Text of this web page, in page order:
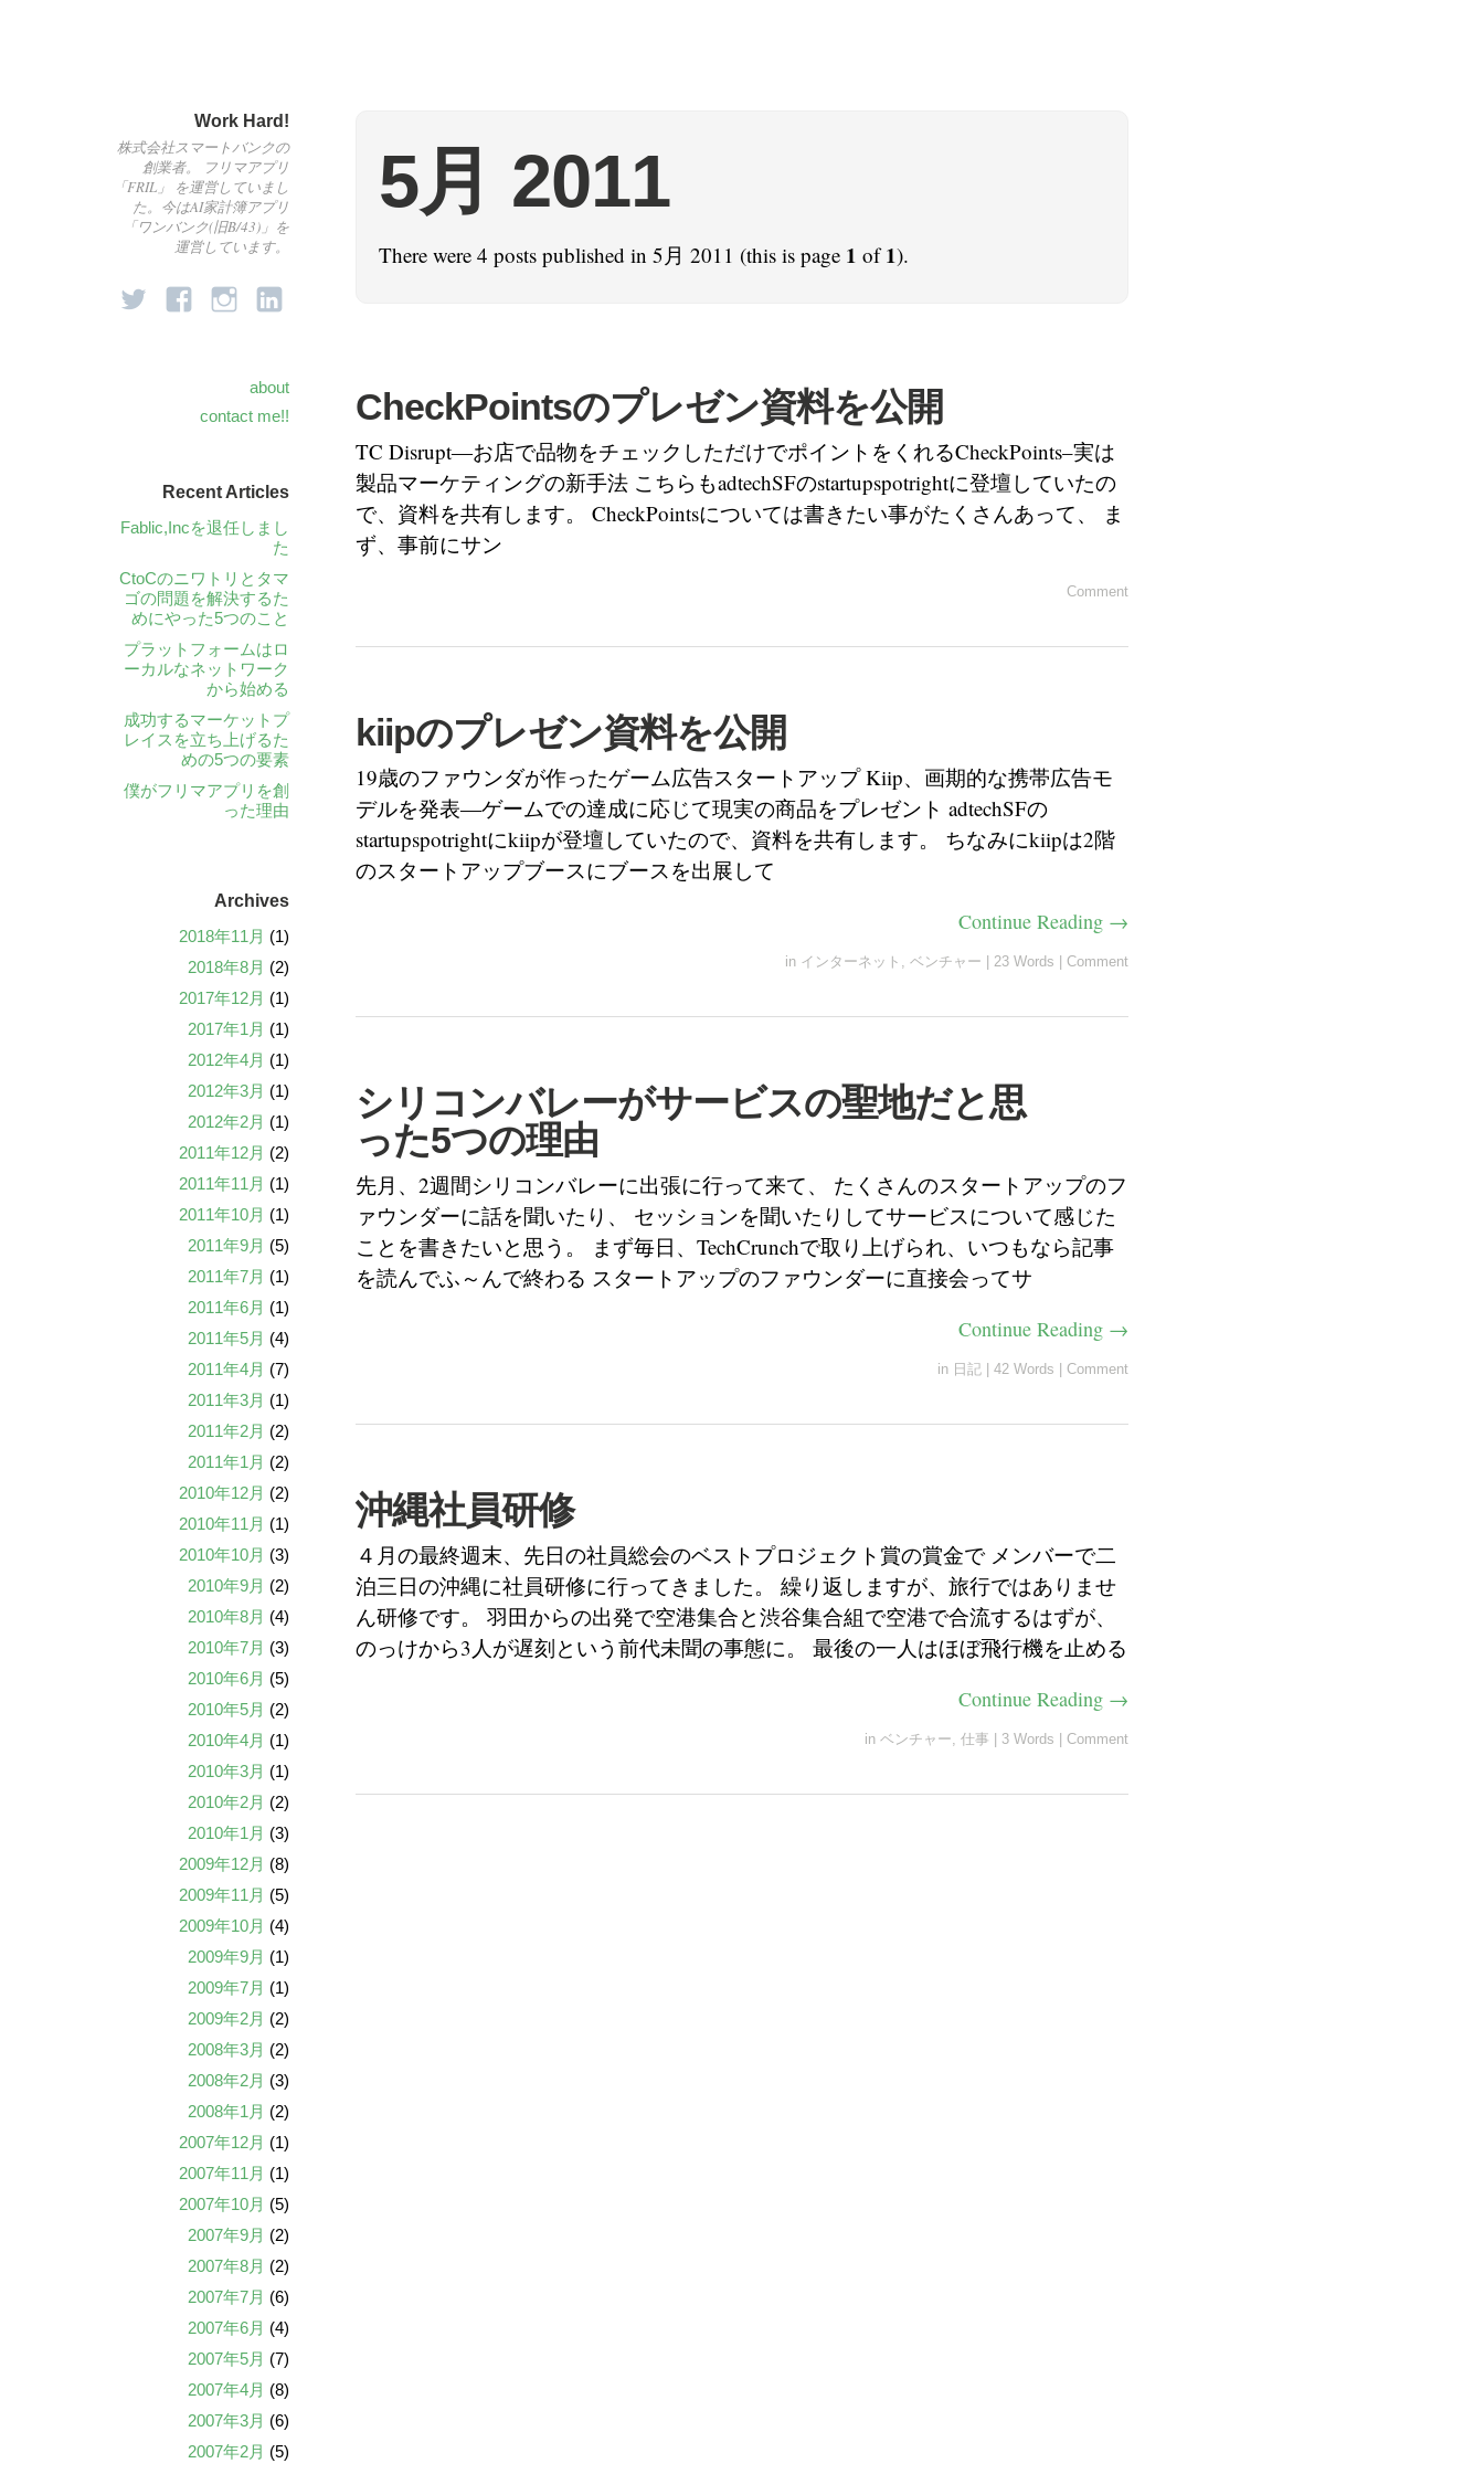
Work Hard!
株式会社スマートバンクの
創業者。 フリマアプリ
「FRIL」 を運営していまし
た。今はAI家計簿アプリ
「ワンバンク(旧B/43)」を
運営しています。
about
contact me!!
5月 2011
There were 4 posts published in 5月 2011 (this is page 1 of1).
CheckPointsのプレゼン資料を公開
TC Disrupt―お店で品物をチェックしただけでポイントをくれるCheckPoints–実は
製品マーケティングの新手法 こちらもadtechSFのstartupspotrightに登壇していたの
で、資料を共有します。 CheckPointsについては書きたい事がたくさんあって、 ま
ず、事前にサン
Comment
kiipのプレゼン資料を公開
19歳のファウンダが作ったゲーム広告スタートアップ Kiip、画期的な携帯広告モ
デルを発表―ゲームでの達成に応じて現実の商品をプレゼント adtechSFの
startupspotrightにkiipが登壇していたので、資料を共有します。 ちなみにkiipは2階
のスタートアップブースにブースを出展して
Continue Reading →
in インターネット , ベンチャー 23 Words Comment
シリコンバレーがサービスの聖地だと思
った5つの理由
先月、2週間シリコンバレーに出張に行って来て、 たくさんのスタートアップのフ
ァウンダーに話を聞いたり、 セッションを聞いたりしてサービスについて感じた
ことを書きたいと思う。 まず毎日、TechCrunchで取り上げられ、いつもなら記事
を読んでふ～んで終わる スタートアップのファウンダーに直接会ってサ
Continue Reading →
in 日記 42 Words Comment
沖縄社員研修
４月の最終週末、先日の社員総会のベストプロジェクト賞の賞金で メンバーで二
泊三日の沖縄に社員研修に行ってきました。 繰り返しますが、旅行ではありませ
ん研修です。 羽田からの出発で空港集合と渋谷集合組で空港で合流するはずが、
のっけから3人が遅刻という前代未聞の事態に。 最後の一人はほぼ飛行機を止める
Continue Reading →
in ベンチャー, 仕事 3 Words Comment
Recent Articles
Fablic,Incを退任しまし
た
CtoCのニワトリとタマ
ゴの問題を解決するた
めにやった5つのこと
プラットフォームはロ
ーカルなネットワーク
から始める
成功するマーケットプ
レイスを立ち上げるた
めの5つの要素
僕がフリマアプリを創
った理由
Archives
2018年11月 (1)
2018年8月 (2)
2017年12月 (1)
2017年1月 (1)
2012年4月 (1)
2012年3月 (1)
2012年2月 (1)
2011年12月 (2)
2011年11月 (1)
2011年10月 (1)
2011年9月 (5)
2011年7月 (1)
2011年6月 (1)
2011年5月 (4)
2011年4月 (7)
2011年3月 (1)
2011年2月 (2)
2011年1月 (2)
2010年12月 (2)
2010年11月 (1)
2010年10月 (3)
2010年9月 (2)
2010年8月 (4)
2010年7月 (3)
2010年6月 (5)
2010年5月 (2)
2010年4月 (1)
2010年3月 (1)
2010年2月 (2)
2010年1月 (3)
2009年12月 (8)
2009年11月 (5)
2009年10月 (4)
2009年9月 (1)
2009年7月 (1)
2009年2月 (2)
2008年3月 (2)
2008年2月 (3)
2008年1月 (2)
2007年12月 (1)
2007年11月 (1)
2007年10月 (5)
2007年9月 (2)
2007年8月 (2)
2007年7月 (6)
2007年6月 (4)
2007年5月 (7)
2007年4月 (8)
2007年3月 (6)
2007年2月 (5)